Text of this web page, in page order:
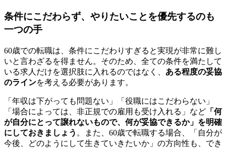
条件にこだわらず、やりたいことを優先するのも
一つの手
60歳での転職は、条件にこだわりすぎると実現が非常に難し
いと言わざるを得ません。そのため、全ての条件を満たして
いる求人だけを選択肢に入れるのではなく、 ある程度の妥協
のラインを考える必要があります。
「年収は下がっても問題ない」「役職にはこだわらない」
「場合によっては、非正規での雇用も受け入れる」など 「何
が自分にとって譲れないもので、何が妥協できるか」を明確
にしておきましょう 。また、60歳で転職する場合、「自分が
今後、どのようにして生きていきたいか」の方向性も、でき